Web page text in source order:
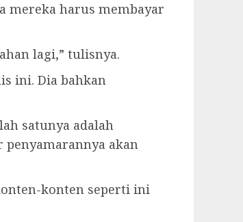
mereka harus membayar
lagi,” tulisnya.
ini. Dia bahkan
satunya adalah
akan
konten seperti ini